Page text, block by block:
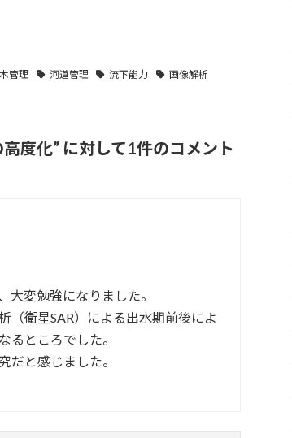
管理 河道管理 流下能力
画像解析
度化” に対して1件のコメント
変勉強になりました。
（衛星SAR）による出水期前後によ
るところでした。
だと感じました。